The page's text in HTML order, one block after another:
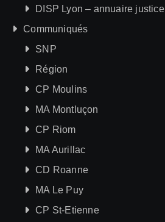
DISP Lyon – annuaire justice
Communiqués
SNP
Région
CP Moulins
MA Montluçon
CP Riom
MA Aurillac
CD Roanne
MA Le Puy
CP St-Etienne